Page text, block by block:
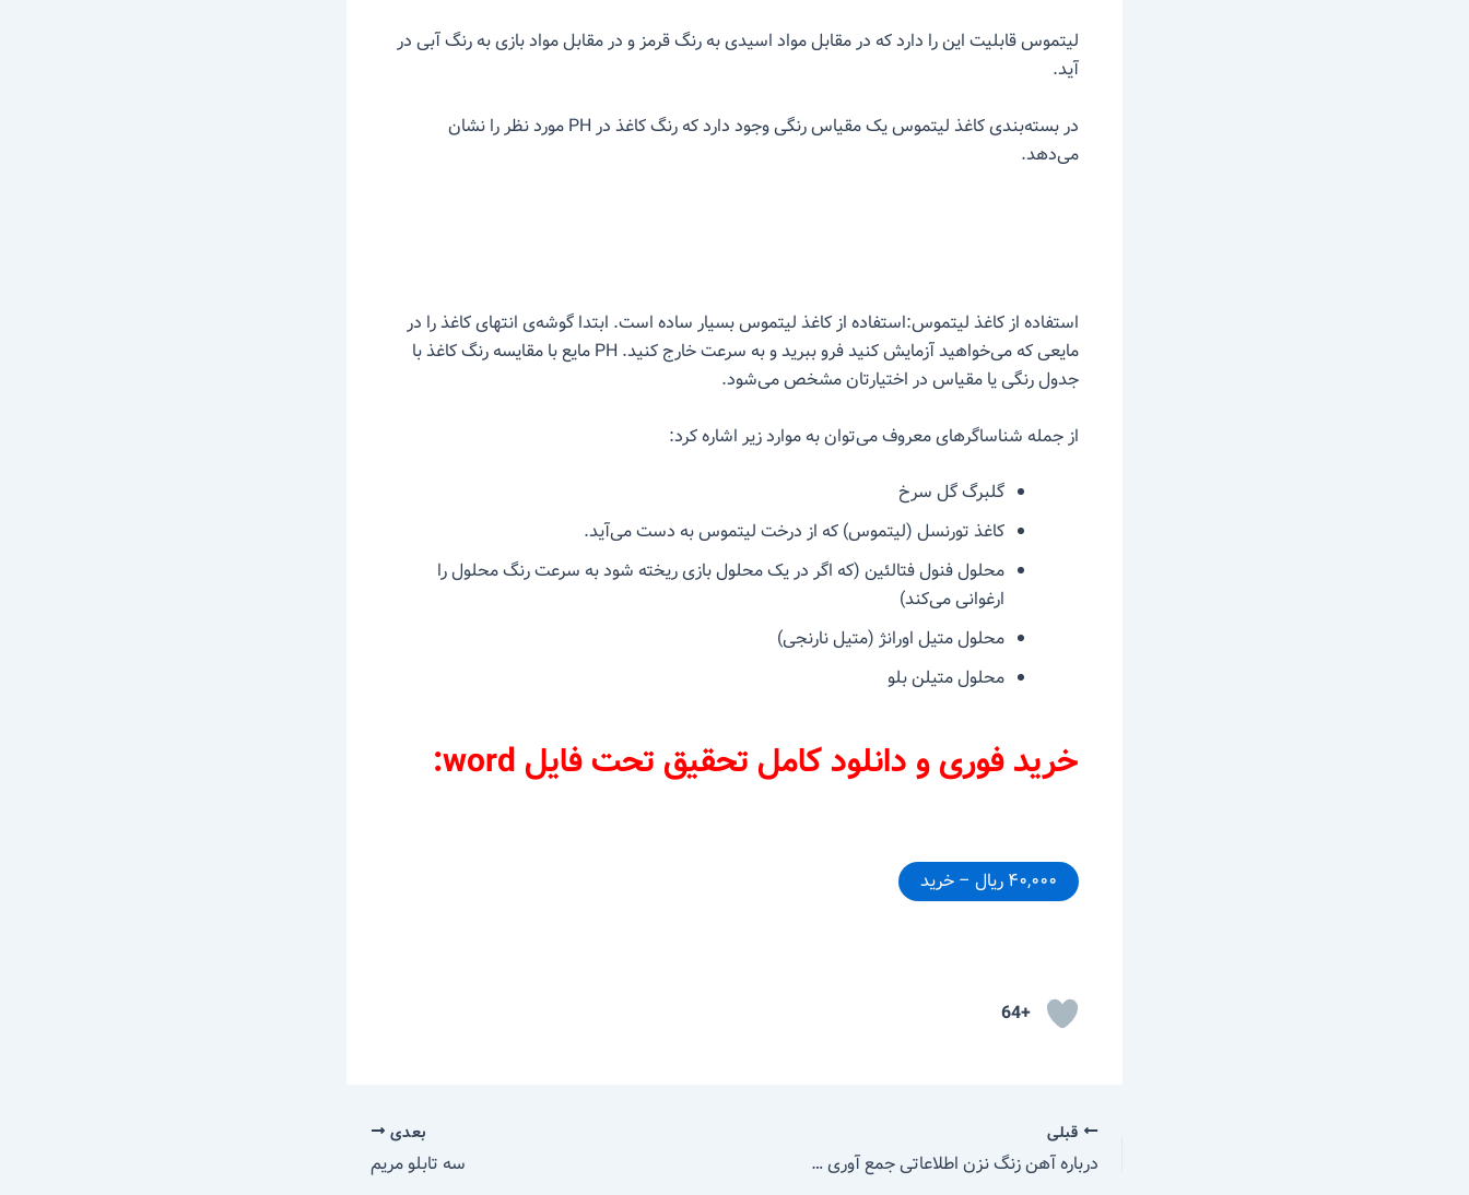
لیتموس قابلیت این را دارد که در مقابل مواد اسیدی به رنگ قرمز و در مقابل مواد بازی به رنگ آبی در
آید.
در بسته‌بندی کاغذ لیتموس یک مقیاس رنگی وجود دارد که رنگ کاغذ در PH مورد نظر را نشان
می‌دهد.
استفاده از کاغذ لیتموس:استفاده از کاغذ لیتموس بسیار ساده است. ابتدا گوشه‌ی انتها‌ی کاغذ را در
مایعی که می‌خواهید آزمایش کنید فرو ببرید و به سرعت خارج کنید. PH مایع با مقایسه رنگ کاغذ با
جدول رنگی یا مقیاس در اختیارتان مشخص می‌شود.
از جمله شناساگرهای معروف می‌توان به موارد زیر اشاره کرد:
گلبرگ گل سرخ
کاغذ تورنسل (لیتموس) که از درخت لیتموس به دست می‌آید.
محلول فنول فتالئین (که اگر در یک محلول بازی ریخته شود به سرعت رنگ محلول را
ارغوانی می‌کند)
محلول متیل اورانژ (متیل نارنجی)
محلول متیلن بلو
خرید فوری و دانلود کامل تحقیق تحت فایل word:
۴۰,۰۰۰ ریال – خرید
+64
قبلی
درباره آهن زنگ نزن اطلاعاتی جمع آوری کنید و به صورت روزنامه دیواری به کلاس گزارش دهید
بعدی
سه تابلو مریم